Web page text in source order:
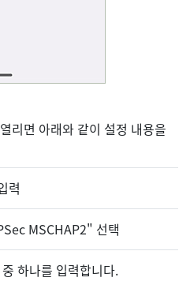
리면 아래와 같이 설정 내용을
력
MSCHAP2" 선택
하나를 입력합니다.